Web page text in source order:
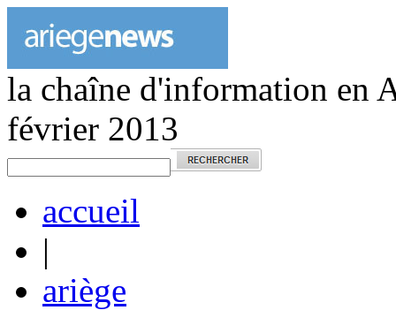
la chaîne d'information en
février 2013
accueil
|
ariège